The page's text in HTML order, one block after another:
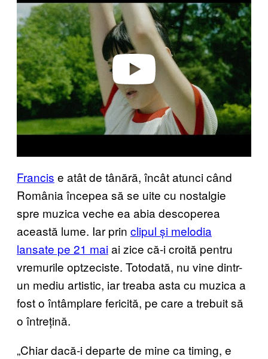
Play video
Francis e atât de tânără, încât atunci când
România începea să se uite cu nostalgie
spre muzica veche ea abia descoperea
această lume. Iar prin clipul și melodia
lansate pe 21 maiai zice că-i croită pentru
vremurile optzeciste. Totodată, nu vine dintr-
un mediu artistic, iar treaba asta cu muzica a
fost o întâmplare fericită, pe care a trebuit să
o întrețină.
„Chiar dacă-i departe de mine ca timing, e